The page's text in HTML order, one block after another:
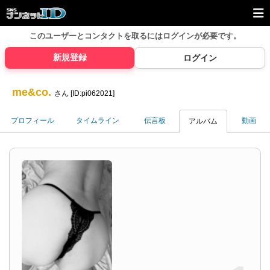
このユーザーとコンタクトを取るにはログインが必要です。
新規登録 ログイン
me&co. さん [ID:pi062021]
プロフィール タイムライン 伝言板 アルバム 動画